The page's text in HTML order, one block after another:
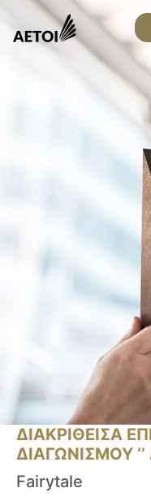
ΔΙΑΚΡΙΘΕΙΣΑ
ΔΙΑΓΩΝΙΣΜΟΥ ‘’
Fairytale